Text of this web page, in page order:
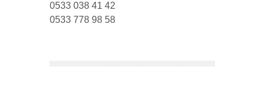
0533 038 41 42
0533 778 98 58